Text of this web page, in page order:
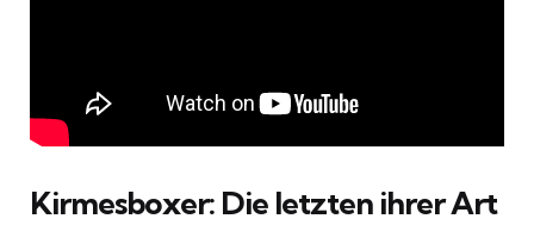
Kirmesboxer: Die letzten ihrer Art